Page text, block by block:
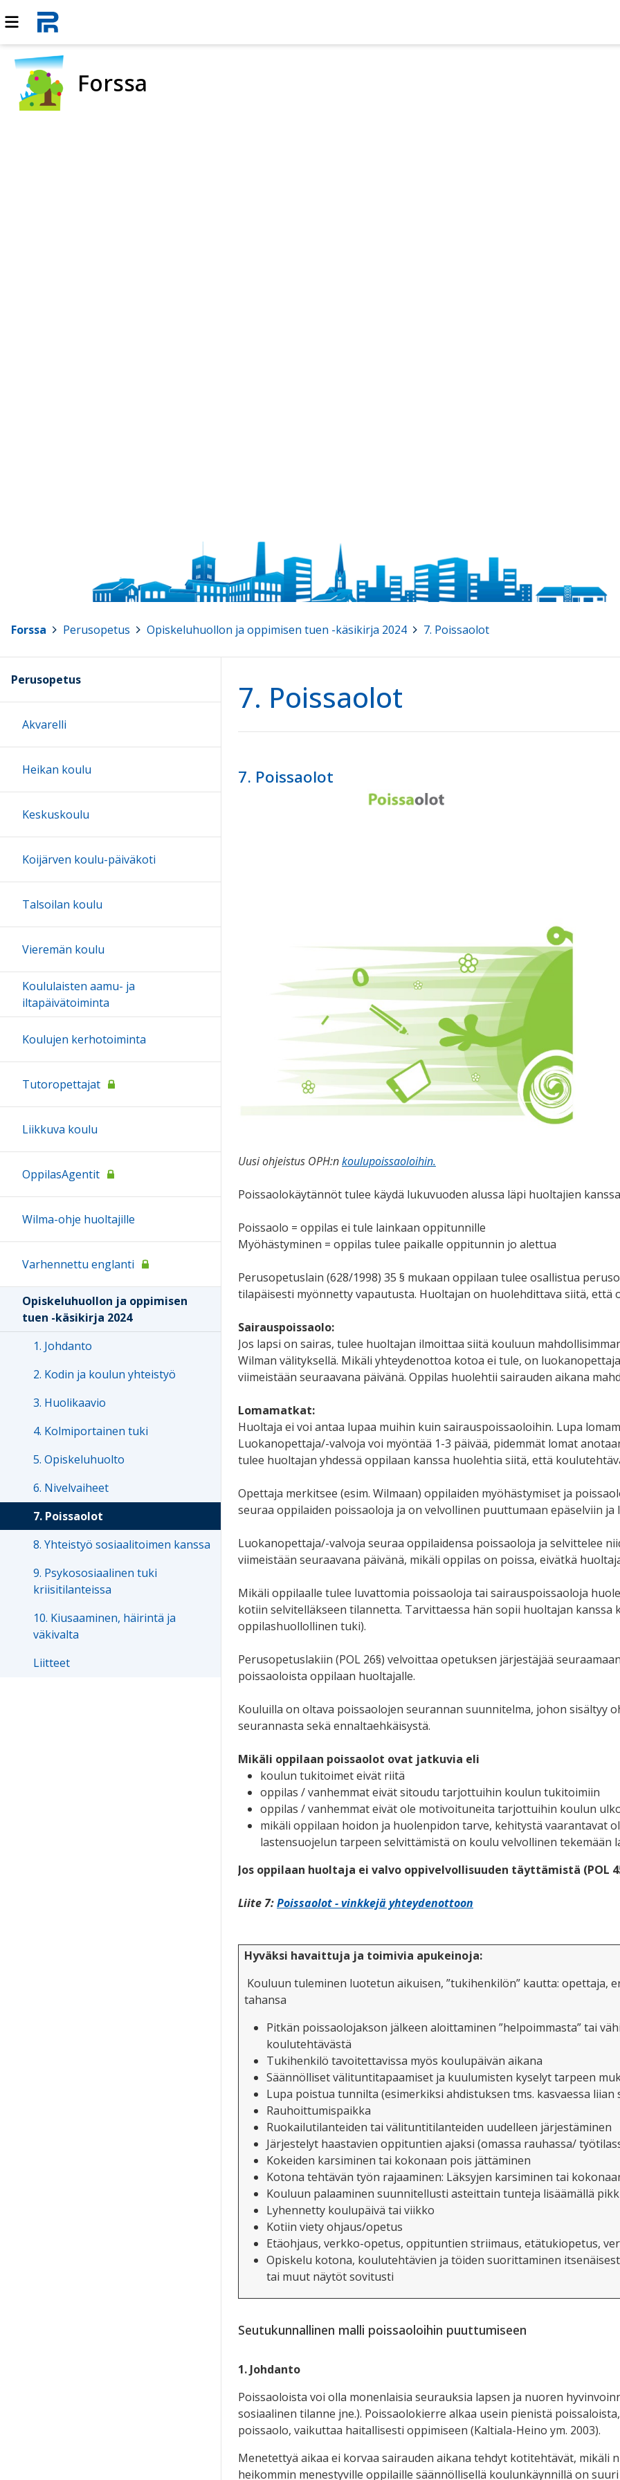
Forssa
Forssa Perusopetus Opiskeluhuollon ja oppimisen tuen -käsikirja 2024 7. Poissaolot
7. Poissaolot
7. Poissaolot
Uusi ohjeistus OPH:nkoulupoissaoloihin.
Poissaolokäytännöt tulee käydä lukuvuoden alussa läpi huoltajien
Poissaolo = oppilas ei tule lainkaan oppitunnille
Myöhästyminen = oppilas tulee paikalle oppitunnin jo alettua
Perusopetuslain (628/1998) 35 § mukaan oppilaan tulee osallistua
tilapäisesti myönnetty vapautusta. Huoltajan on huolehdittava siitä, että
Sairauspoissaolo:
Jos lapsi on sairas, tulee huoltajan ilmoittaa siitä kouluun
Wilman välityksellä. Mikäli yhteydenottoa kotoa ei tule, on
viimeistään seuraavana päivänä. Oppilas huolehtii sairauden aikana
Lomamatkat:
Huoltaja ei voi antaa lupaa muihin kuin sairauspoissaoloihin. Lupa
Luokanopettaja/-valvoja voi myöntää 1-3 päivää, pidemmät lomat
tulee huoltajan yhdessä oppilaan kanssa huolehtia siitä, että
Opettaja merkitsee (esim. Wilmaan) oppilaiden myöhästymiset ja
seuraa oppilaiden poissaoloja ja on velvollinen puuttumaan epäselviin
Luokanopettaja/-valvoja seuraa oppilaidensa poissaoloja ja selvittelee
viimeistään seuraavana päivänä, mikäli oppilas on poissa, eivätkä
Mikäli oppilaalle tulee luvattomia poissaoloja tai sairauspoissaoloja
kotiin selvitelläkseen tilannetta. Tarvittaessa hän sopii huoltajan
oppilashuollollinen tuki).
Perusopetuslakiin (POL 26§) velvoittaa opetuksen järjestäjää
poissaoloista oppilaan huoltajalle.
Kouluilla on oltava poissaolojen seurannan suunnitelma, johon sisältyy
seurannasta sekä ennaltaehkäisystä.
Mikäli oppilaan poissaolot ovat jatkuvia eli
koulun tukitoimet eivät riitä
oppilas / vanhemmat eivät sitoudu tarjottuihin koulun tukitoimiin
oppilas / vanhemmat eivät ole motivoituneita tarjottuihin koulun
mikäli oppilaan hoidon ja huolenpidon tarve, kehitystä vaarantavat
lastensuojelun tarpeen selvittämistä on koulu velvollinen tekemään
Jos oppilaan huoltaja ei valvo oppivelvollisuuden täyttämistä (POL
Liite 7:Poissaolot - vinkkejä yhteydenottoon
Hyväksi havaittuja ja toimivia apukeinoja:
Kouluun tuleminen luotetun aikuisen, ”tukihenkilön” kautta: opettaja,
tahansa
Pitkän poissaolojakson jälkeen aloittaminen ”helpoimmasta” tai
koulutehtävästä
Tukihenkilö tavoitettavissa myös koulupäivän aikana
Säännölliset välituntitapaamiset ja kuulumisten kyselyt tarpeen
Lupa poistua tunnilta (esimerkiksi ahdistuksen tms. kasvaessa liian
Rauhoittumispaikka
Ruokailutilanteiden tai välituntitilanteiden uudelleen järjestäminen
Järjestelyt haastavien oppituntien ajaksi (omassa rauhassa/
Kokeiden karsiminen tai kokonaan pois jättäminen
Kotona tehtävän työn rajaaminen: Läksyjen karsiminen tai
Kouluun palaaminen suunnitellusti asteittain tunteja lisäämällä
Lyhennetty koulupäivä tai viikko
Kotiin viety ohjaus/opetus
Etäohjaus, verkko-opetus, oppituntien striimaus, etätukiopetus,
Opiskelu kotona, koulutehtävien ja töiden suorittaminen
tai muut näytötsovitusti
Seutukunnallinen malli poissaoloihin puuttumiseen
1. Johdanto
Poissaoloista voi olla monenlaisia seurauksia lapsen ja nuoren
sosiaalinen tilanne jne.). Poissaolokierre alkaa usein pienistä
poissaolo, vaikuttaa haitallisesti oppimiseen (Kaltiala-Heino ym. 2003).
Menetettyä aikaa ei korvaa sairauden aikana tehdyt kotitehtävät, mikäli
heikommin menestyville oppilaille säännöllisellä koulunkäynnillä on
Perusopetus
Akvarelli
Heikan koulu
Keskuskoulu
Koijärven koulu-päiväkoti
Talsoilan koulu
Vieremän koulu
Koululaisten aamu- ja
iltapäivätoiminta
Koulujen kerhotoiminta
Tutoropettajat
Liikkuva koulu
OppilasAgentit
Wilma-ohje huoltajille
Varhennettu englanti
Opiskeluhuollon ja oppimisen
tuen -käsikirja 2024
1. Johdanto
2. Kodin ja koulun yhteistyö
3. Huolikaavio
4. Kolmiportainen tuki
5. Opiskeluhuolto
6. Nivelvaiheet
7. Poissaolot
8. Yhteistyö sosiaalitoimen kanssa
9. Psykososiaalinen tuki
kriisitilanteissa
10. Kiusaaminen, häirintä ja
väkivalta
Liitteet